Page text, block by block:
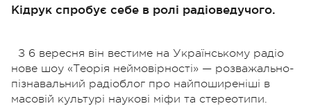
Кідрук спробує себе в ролі радіоведучого.
З 6 вересня він вестиме на Українському радіо
нове шоу «Теорія неймовірності» — розважально-
пізнавальний радіоблог про найпоширеніші в
масовій культурі наукові міфи та стереотипи.